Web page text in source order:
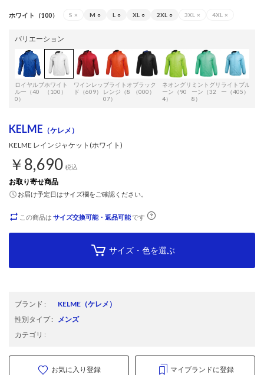
ホワイト（100） S × M ○ L ○ XL ○ 2XL ○ 3XL × 4XL ×
バリエーション
ロイヤルブ
ルー（40
0）
ホワイト
（100）
ワインレッ
ド（609）
ブライトオ
レンジ（8
07）
ブラック
（000）
ネオングリ
ーン（90
4）
ミントグリ
ーン（32
8）
ライトブル
ー（405）
KELME （ケレメ）
KELME レインジャケット(ホワイト)
￥8,690 税込
お取り寄せ商品
お届け予定日はサイズ欄をご確認ください。
この商品は サイズ交換可能・返品可能です
サイズ・色を選ぶ
ブランド : KELME （ケレメ）
性別タイプ: メンズ
カテゴリ :
お気に入り登録 マイブランドに登録